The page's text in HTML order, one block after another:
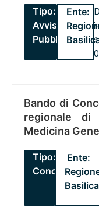
Tipo:
Avviso
Pubblico
Ente:
Bando di
regionale di
Medicina
Tipo:
Concorsi
Ente: